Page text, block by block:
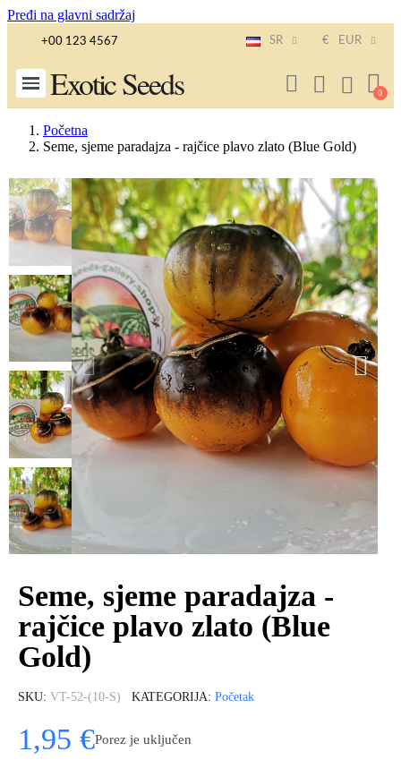
Pređi na glavni sadržaj
+00 123 4567 SR € EUR
Exotic Seeds
Početna
Seme, sjeme paradajza - rajčice plavo zlato (Blue Gold)
Seme, sjeme paradajza -
rajčice plavo zlato (Blue
Gold)
SKU VT-52-(10-S) KATEGORIJA Početak
1,95 €Porez je uključen